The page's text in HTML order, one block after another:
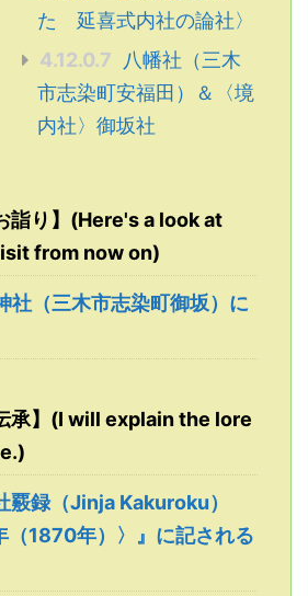
た 延喜式内社の論社〉
4.12.0.7
八幡社（三木
市志染町安福田）＆〈境
内社〉御坂社
詣り】(Here's a look at
from now on)
社（三木市志染町御坂）に
承】(I will explain the lore
覈録（Jinja Kakuroku）
（1870年）〉』に記される